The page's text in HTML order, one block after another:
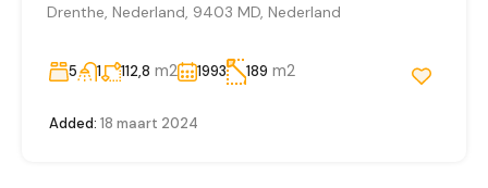
Drenthe, Nederland, 9403 MD, Nederland
5 1 112,8 m2 1993 189 m2
Added: 18 maart 2024